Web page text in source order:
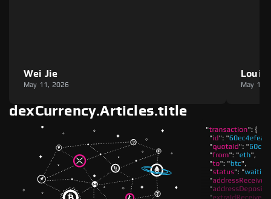
Wei Jie
May 11, 2026
Louie
May 11,
dexCurrency.Articles.title